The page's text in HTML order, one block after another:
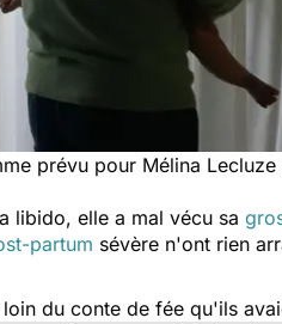
prévu pour Mélina
libido, elle a mal vécu sa
partum sévère n'ont rien
du conte de fée qu'ils